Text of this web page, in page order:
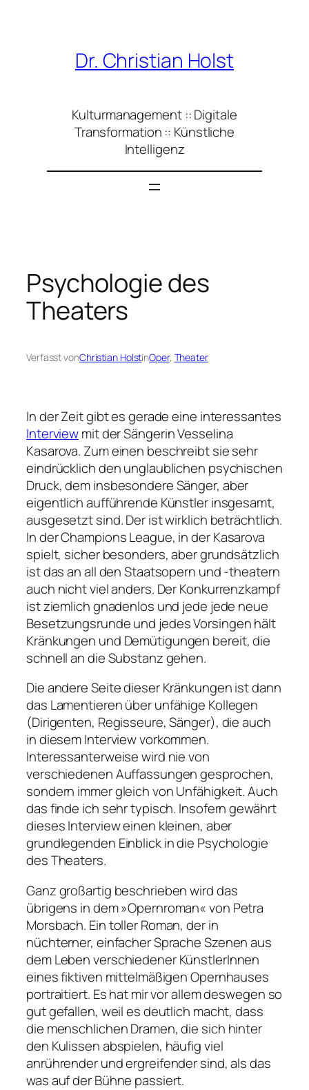
Dr. Christian Holst
Kulturmanagement :: Digitale
Transformation :: Künstliche
Intelligenz
Psychologie des
Theaters
Verfasst vonChristian HolstinOper, Theater
In der Zeit gibt es gerade eine interessantes
Interviewmit der Sängerin Vesselina
Kasarova. Zum einen beschreibt sie sehr
eindrücklich den unglaublichen psychischen
Druck, dem insbesondere Sänger, aber
eigentlich aufführende Künstler insgesamt,
ausgesetzt sind. Der ist wirklich beträchtlich.
In der Champions League, in der Kasarova
spielt, sicher besonders, aber grundsätzlich
ist das an all den Staatsopern und -theatern
auch nicht viel anders. Der Konkurrenzkampf
ist ziemlich gnadenlos und jede jede neue
Besetzungsrunde und jedes Vorsingen hält
Kränkungen und Demütigungen bereit, die
schnell an die Substanz gehen.
Die andere Seite dieser Kränkungen ist dann
das Lamentieren über unfähige Kollegen
(Dirigenten, Regisseure, Sänger), die auch
in diesem Interview vorkommen.
Interessanterweise wird nie von
verschiedenen Auffassungen gesprochen,
sondern immer gleich von Unfähigkeit. Auch
das finde ich sehr typisch. Insofern gewährt
dieses Interview einen kleinen, aber
grundlegenden Einblick in die Psychologie
des Theaters.
Ganz großartig beschrieben wird das
übrigens in dem »Opernroman« von Petra
Morsbach. Ein toller Roman, der in
nüchterner, einfacher Sprache Szenen aus
dem Leben verschiedener KünstlerInnen
eines fiktiven mittelmäßigen Opernhauses
portraitiert. Es hat mir vor allem deswegen so
gut gefallen, weil es deutlich macht, dass
die menschlichen Dramen, die sich hinter
den Kulissen abspielen, häufig viel
anrührender und ergreifender sind, als das
was auf der Bühne passiert.